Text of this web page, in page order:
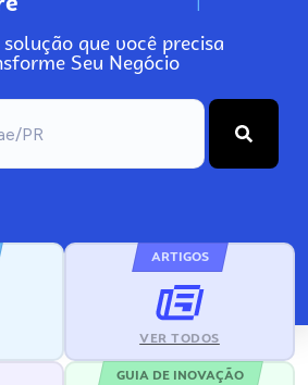
que você precisa
Seu Negócio
ARTIGOS
VER TODOS
GUIA DE INOVAÇÃO